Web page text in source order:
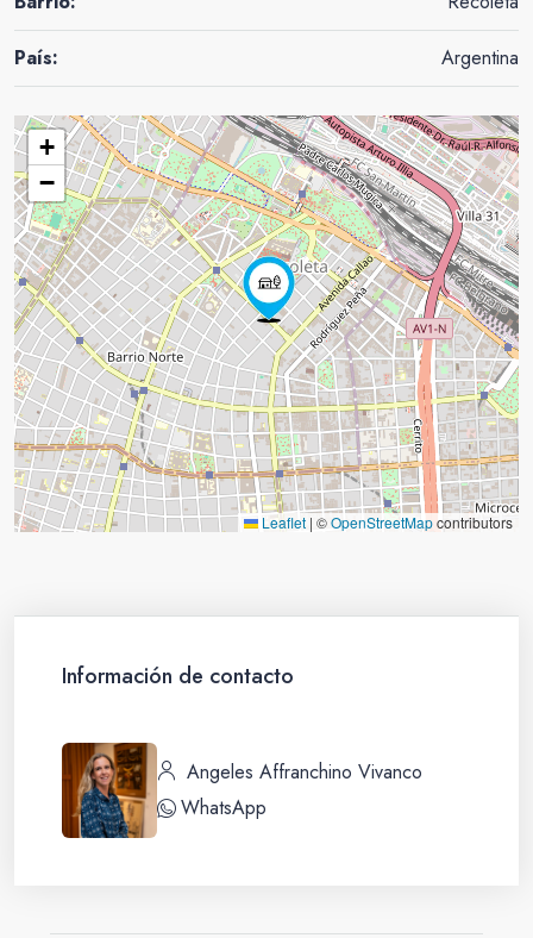
País: Argentina
+
−
Leaflet | ©OpenStreetMapcontributors
Información de contacto
Angeles Affranchino Vivanco
WhatsApp